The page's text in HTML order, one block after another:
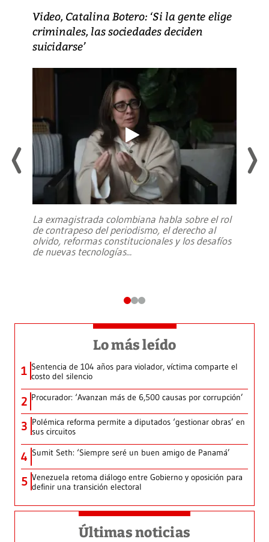
Video, Catalina Botero: ‘Si la gente elige
criminales, las sociedades deciden
suicidarse’
La exmagistrada colombiana habla sobre el rol
de contrapeso del periodismo, el derecho al
olvido, reformas constitucionales y los desafíos
de nuevas tecnologías...
Lo más leído
1 Sentencia de 104 años para violador, víctima comparte el
costo del silencio
2 Procurador: ‘Avanzan más de 6,500 causas por corrupción’
3 Polémica reforma permite a diputados ‘gestionar obras’ en
sus circuitos
4 Sumit Seth: ‘Siempre seré un buen amigo de Panamá’
5 Venezuela retoma diálogo entre Gobierno y oposición para
definir una transición electoral
Últimas noticias